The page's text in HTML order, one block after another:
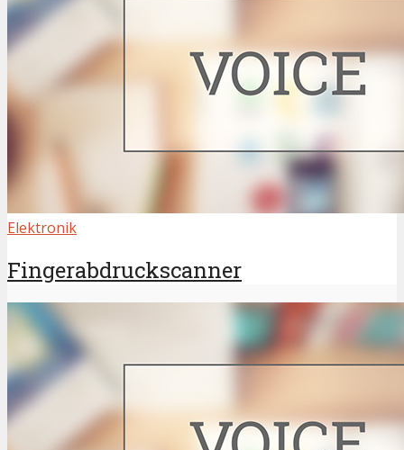
Elektronik
Fingerabdruckscanner